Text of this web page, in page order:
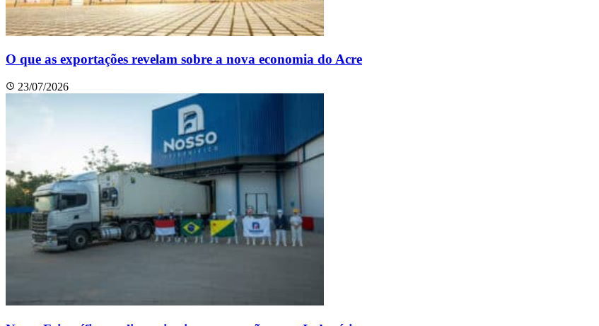
O que as exportações revelam sobre a nova economia do Acre
23/07/2026